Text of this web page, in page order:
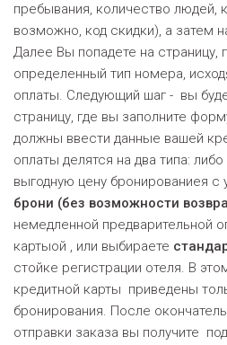
пребывания, количество людей,
возможно, код скидки), а затем
Далее Вы попадете на страницу,
определенный тип номера,
оплаты. Следующий шаг - вы
страницу, где вы заполните
должны ввести данные вашей
оплаты делятся на два типа:
выгодную цену бронированиея с
брони (без возможности
немедленной предварительной
картыой , или выбираете
стойке регистрации отеля. В
кредитной карты приведены
бронирования. После
отправки заказа вы получите